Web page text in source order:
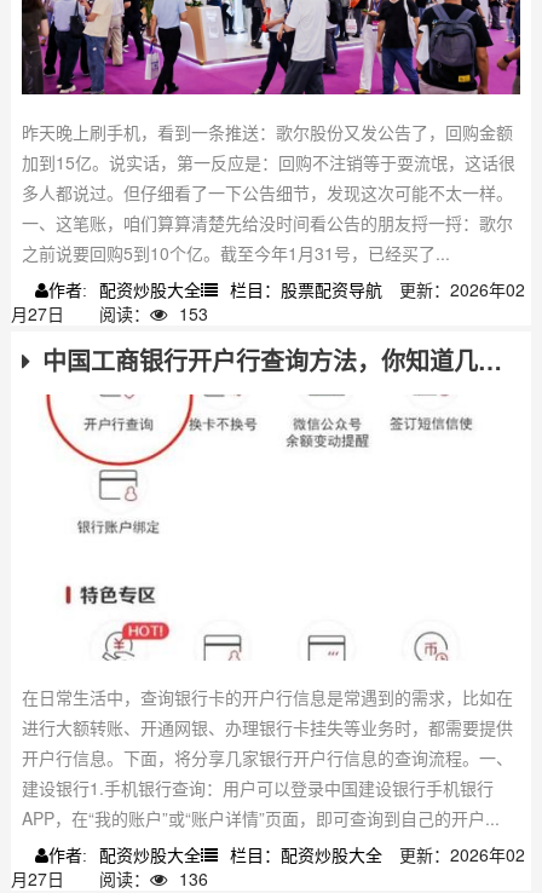
昨天晚上刷手机，看到一条推送：歌尔股份又发公告了，回购金额
加到15亿。说实话，第一反应是：回购不注销等于耍流氓，这话很
多人都说过。但仔细看了一下公告细节，发现这次可能不太一样。
一、这笔账，咱们算算清楚先给没时间看公告的朋友捋一捋：歌尔
之前说要回购5到10个亿。截至今年1月31号，已经买了...
作者: 配资炒股大全 栏目：股票配资导航
更新：2026年02
月27日
阅读： 153
中国工商银行开户行查询方法，你知道几种？
在日常生活中，查询银行卡的开户行信息是常遇到的需求，比如在
进行大额转账、开通网银、办理银行卡挂失等业务时，都需要提供
开户行信息。下面，将分享几家银行开户行信息的查询流程。一、
建设银行1.手机银行查询：用户可以登录中国建设银行手机银行
APP，在“我的账户”或“账户详情”页面，即可查询到自己的开户...
作者: 配资炒股大全 栏目：配资炒股大全
更新：2026年02
月27日
阅读： 136